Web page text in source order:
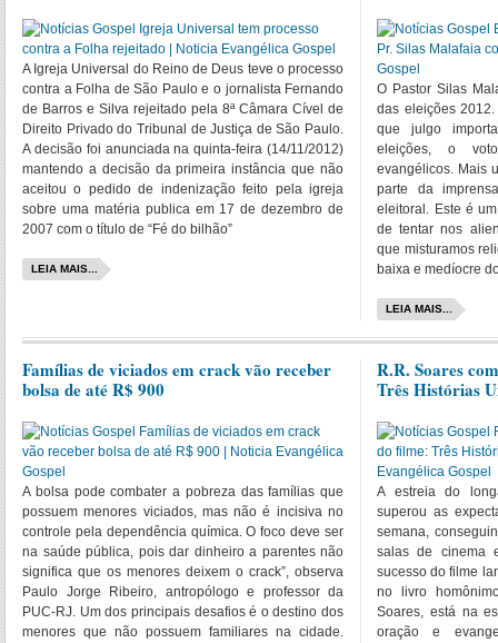
A Igreja Universal do Reino de Deus teve o processo
contra a Folha de São Paulo e o jornalista Fernando
de Barros e Silva rejeitado pela 8ª Câmara Cível de
Direito Privado do Tribunal de Justiça de São Paulo.
A decisão foi anunciada na quinta-feira (14/11/2012)
mantendo a decisão da primeira instância que não
aceitou o pedido de indenização feito pela igreja
sobre uma matéria publica em 17 de dezembro de
2007 com o título de “Fé do bilhão”
LEIA MAIS...
O Pastor Silas
das eleições
que julgo
eleições, o
evangélicos. Mais
parte da
eleitoral. Este é
de tentar nos
que misturamos
baixa e medíocre
LEIA MAIS...
Famílias de viciados em crack vão receber
bolsa de até R$ 900
A bolsa pode combater a pobreza das famílias que
possuem menores viciados, mas não é incisiva no
controle pela dependência química. O foco deve ser
na saúde pública, pois dar dinheiro a parentes não
significa que os menores deixem o crack”, observa
Paulo Jorge Ribeiro, antropólogo e professor da
PUC-RJ. Um dos principais desafios é o destino dos
menores que não possuem familiares na cidade.
R.R. Soares
Três Histórias
A estreia do
superou as
semana,
salas de cinema
sucesso do filme
no livro
Soares, está na
oração e